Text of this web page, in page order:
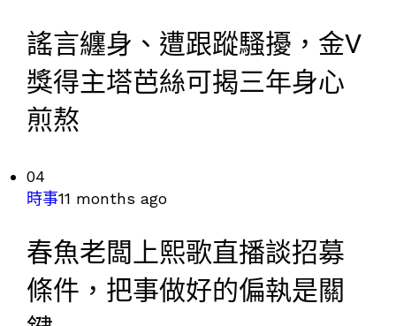
謠言纏身、遭跟蹤騷擾，金V
獎得主塔芭絲可揭三年身心
煎熬
04
時事11 months ago
春魚老闆上熙歌直播談招募
條件，把事做好的偏執是關